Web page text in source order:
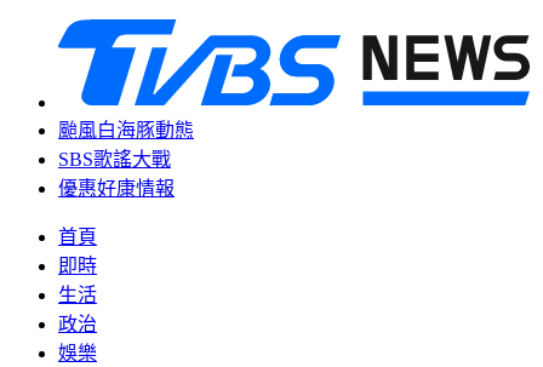
颱風白海豚動態
SBS歌謠大戰
優惠好康情報
首頁
即時
生活
政治
娛樂